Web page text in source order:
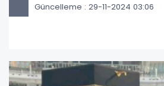
Güncelleme : 29-11-2024 03:06